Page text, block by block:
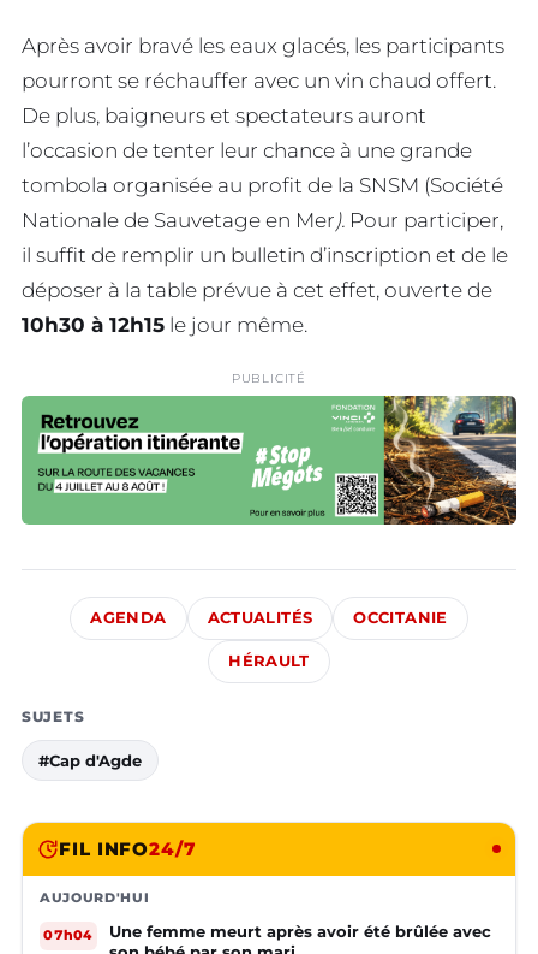
Après avoir bravé les eaux glacés, les participants
pourront se réchauffer avec un vin chaud offert.
De plus, baigneurs et spectateurs auront
l’occasion de tenter leur chance à une grande
tombola organisée au profit de la SNSM (Société
Nationale de Sauvetage en Mer). Pour participer,
il suffit de remplir un bulletin d’inscription et de le
déposer à la table prévue à cet effet, ouverte de
10h30 à 12h15 le jour même.
PUBLICITÉ
AGENDA ACTUALITÉS OCCITANIE
HÉRAULT
SUJETS
#Cap d'Agde
FIL INFO24/7
AUJOURD'HUI
07h04
Une femme meurt après avoir été brûlée avec